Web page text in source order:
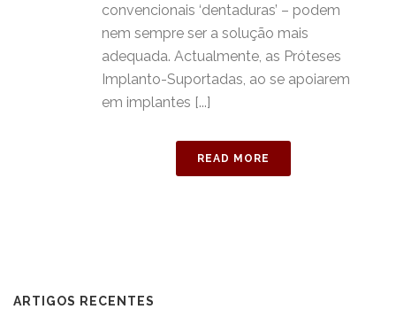
convencionais ‘dentaduras’ – podem
nem sempre ser a solução mais
adequada. Actualmente, as Próteses
Implanto-Suportadas, ao se apoiarem
em implantes [...]
READ MORE
ARTIGOS RECENTES